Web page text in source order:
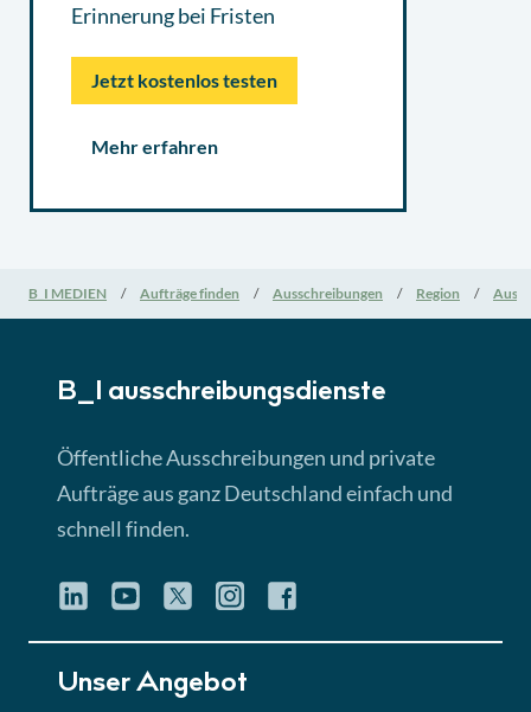
Erinnerung bei Fristen
Jetzt kostenlos testen
Mehr erfahren
B_I MEDIEN Aufträge finden Ausschreibungen Region
B_I ausschreibungs­dienste
Öffentliche Ausschreibungen und private
Aufträge aus ganz Deutschland einfach und
schnell finden.
Unser Angebot